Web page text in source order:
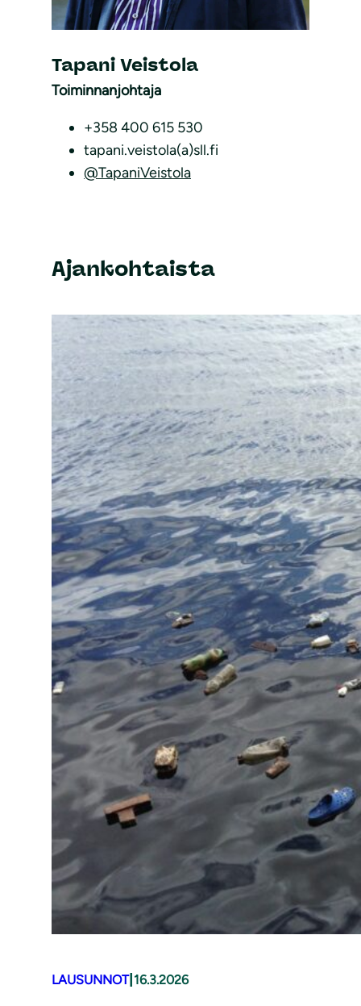
Toiminnanjohtaja
Tapani Veistola
+358 400 615 530
tapani.veistola(a)sll.fi
@TapaniVeistola
Ajankohtaista
LAUSUNNOT| 16.3.2026